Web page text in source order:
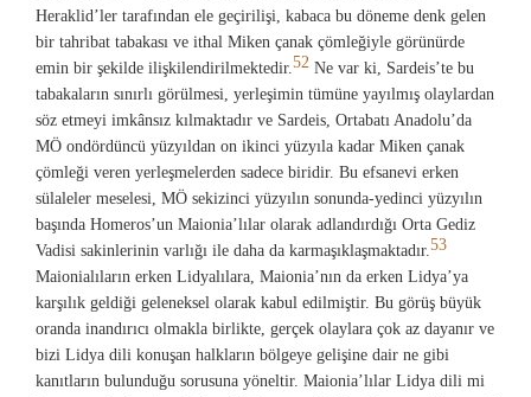
Heraklid’ler tarafından ele geçirilişi, kabaca bu döneme denk gelen
bir tahribat tabakası ve ithal Miken çanak çömleğiyle görünürde
emin bir şekilde ilişkilendirilmektedir.52 Ne var ki, Sardeis’te bu
tabakaların sınırlı görülmesi, yerleşimin tümüne yayılmış olaylardan
söz etmeyi imkânsız kılmaktadır ve Sardeis, Ortabatı Anadolu’da
MÖ ondördüncü yüzyıldan on ikinci yüzyıla kadar Miken çanak
çömleği veren yerleşmelerden sadece biridir. Bu efsanevi erken
sülaleler meselesi, MÖ sekizinci yüzyılın sonunda-yedinci yüzyılın
başında Homeros’un Maionia’lılar olarak adlandırdığı Orta Gediz
Vadisi sakinlerinin varlığı ile daha da karmaşıklaşmaktadır.53
Maionialıların erken Lidyalılara, Maionia’nın da erken Lidya’ya
karşılık geldiği geleneksel olarak kabul edilmiştir. Bu görüş büyük
oranda inandırıcı olmakla birlikte, gerçek olaylara çok az dayanır ve
bizi Lidya dili konuşan halkların bölgeye gelişine dair ne gibi
kanıtların bulunduğu sorusuna yöneltir. Maionia’lılar Lidya dili mi